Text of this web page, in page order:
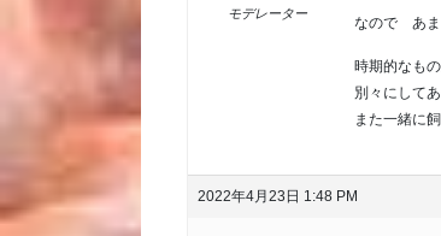
モデレーター
なので あま
時期的なも
別々にして
また一緒に
2022年4月23日 1:48 PM